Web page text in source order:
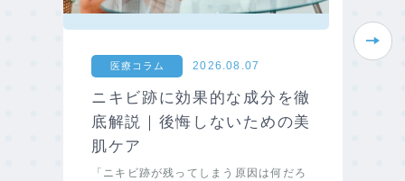
医療コラム 2026.08.07
ニキビ跡に効果的な成分を徹
底解説｜後悔しないための美
肌ケア
「ニキビ跡が残ってしまう原因は何だろ
Next